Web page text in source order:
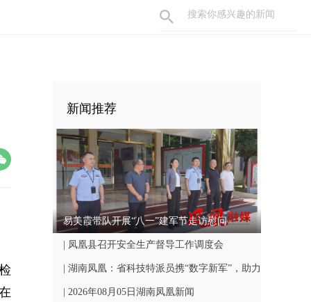
新闻推荐
易美霞带队开展“八一”建军节走访慰问
| 凤凰县召开安全生产督导工作调度会
| 湖南凤凰：省科技特派员携“数字新军”，助力
凤凰文旅发展
| 2026年08月05日湖南凤凰新闻